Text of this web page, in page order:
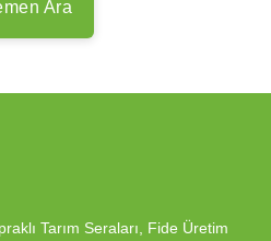
Ara
Tarım Seraları, Fide Üretim